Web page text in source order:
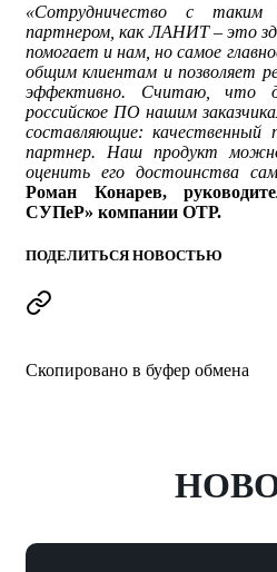
«Сотрудничество с таким
партнером, как ЛАНИТ – это
помогает и нам, но самое
общим клиентам и позволяет
эффективно. Считаю, что
российское ПО нашим
составляющие: качественный
партнер. Наш продукт
оценить его достоинства
Роман Конарев,
СУПеР» компании ОТР.
ПОДЕЛИТЬСЯ НОВОСТЬЮ
Скопировано в буфер обмена